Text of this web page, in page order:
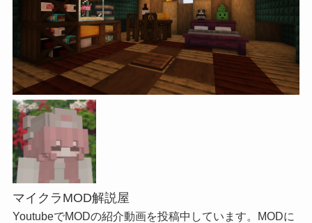
マイクラMOD解説屋
YoutubeでMODの紹介動画を投稿中しています。MODに